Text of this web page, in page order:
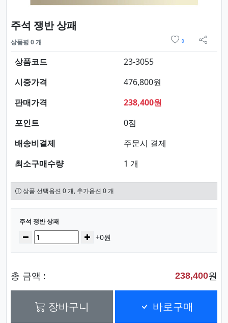
주석 쟁반 상패
상품평 0 개 0
sns 공
상품코드
23-3055
시중가격
476,800원
판매가격
238,400원
포인트
0점
배송비결제
주문시 결제
최소구매수량
1 개
상품 선택옵션 0 개, 추가옵션 0 개
선택된 옵션
주석 쟁반 상패
수량감소 증가+0원
총 금액 : 238,400원
장바구니 바로구매